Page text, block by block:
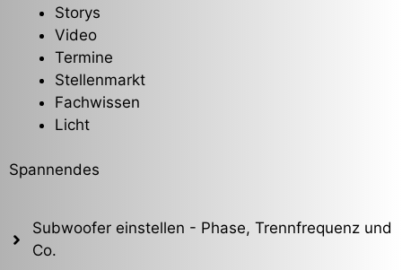
Storys
Video
Termine
Stellenmarkt
Fachwissen
Licht
Spannendes
Subwoofer einstellen - Phase, Trennfrequenz und
Co.